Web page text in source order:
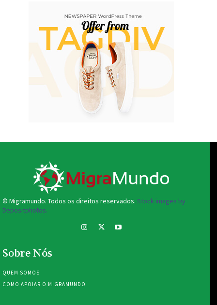
© Migramundo. Todos os direitos reservados. Stock images by
Depositphotos.
Sobre Nós
QUEM SOMOS
COMO APOIAR O MIGRAMUNDO